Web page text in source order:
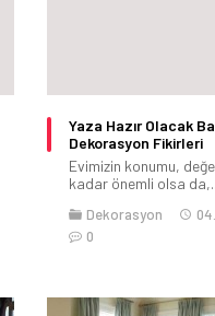
Yaza Hazır Olacak
Dekorasyon Fikirleri
Evimizin konumu,
kadar önemli olsa
Dekorasyon
0